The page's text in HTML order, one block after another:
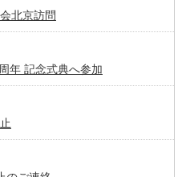
北京訪問
年 記念式典へ参加